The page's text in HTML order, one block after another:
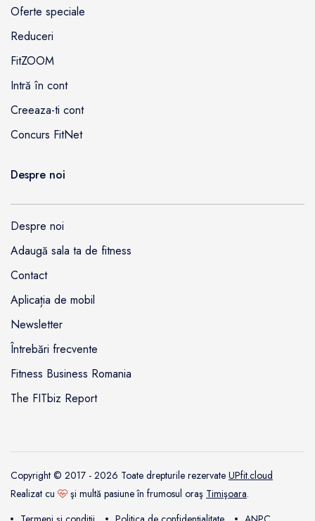
Oferte speciale
Reduceri
FitZOOM
Intră în cont
Creeaza-ti cont
Concurs FitNet
Despre noi
Despre noi
Adaugă sala ta de fitness
Contact
Aplicația de mobil
Newsletter
Întrebări frecvente
Fitness Business Romania
The FITbiz Report
Copyright © 2017 - 2026 Toate drepturile rezervate UPfit.cloud
Realizat cu
şi multă pasiune în frumosul oraş Timişoara.